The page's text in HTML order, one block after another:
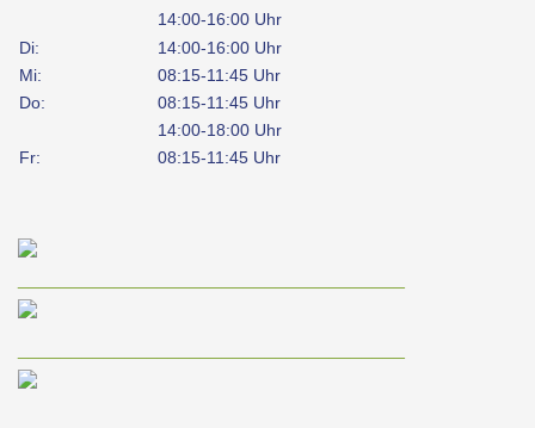
14:00-16:00 Uhr
Di:
14:00-16:00 Uhr
Mi:
08:15-11:45 Uhr
Do:
08:15-11:45 Uhr
14:00-18:00 Uhr
Fr:
08:15-11:45 Uhr